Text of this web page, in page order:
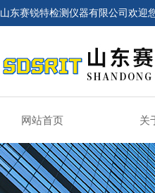
山东赛锐特检测仪器有限公司欢迎
网站首页 关